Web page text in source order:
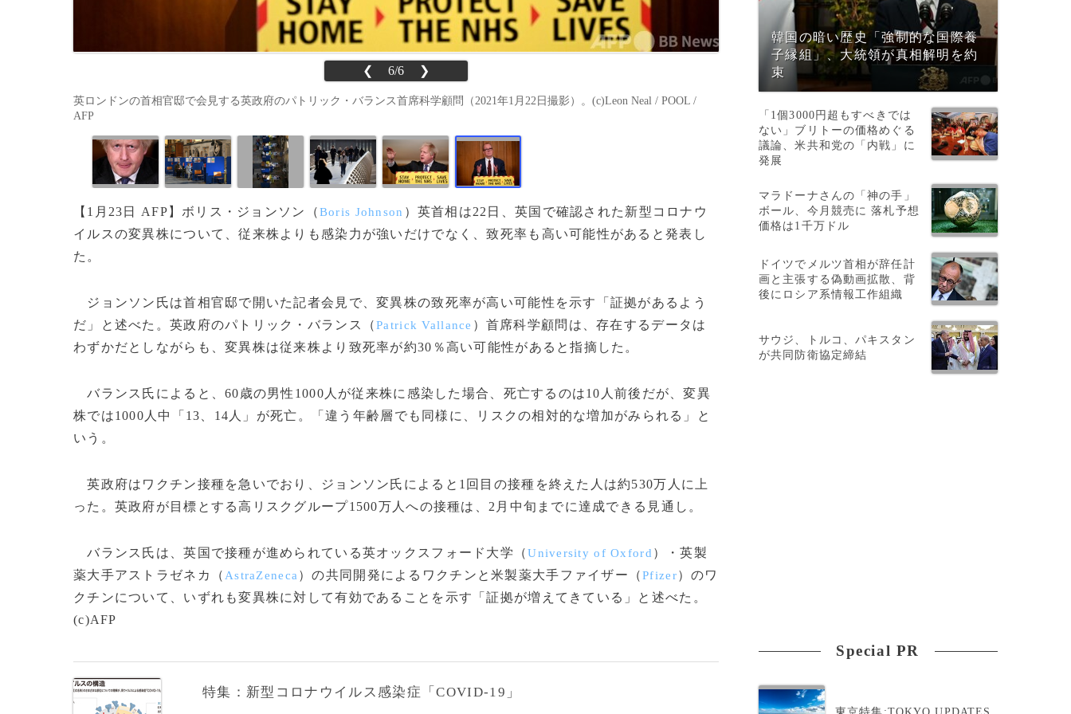
❮ 6/6 ❯
英ロンドンの首相官邸で会見する英政府のパトリック・バランス首席科学顧問（2021年1月22日撮影）。(c)Leon Neal / POOL /
AFP
【1月23日 AFP】ボリス・ジョンソン（Boris Johnson ）英首相は22日、英国で確認された新型コロナウ
イルスの変異株について、従来株よりも感染力が強いだけでなく、致死率も高い可能性があると発表し
た。
ジョンソン氏は首相官邸で開いた記者会見で、変異株の致死率が高い可能性を示す「証拠があるよう
だ」と述べた。英政府のパトリック・バランス（Patrick Vallance ）首席科学顧問は、存在するデータは
わずかだとしながらも、変異株は従来株より致死率が約30％高い可能性があると指摘した。
バランス氏によると、60歳の男性1000人が従来株に感染した場合、死亡するのは10人前後だが、変異
株では1000人中「13、14人」が死亡。「違う年齢層でも同様に、リスクの相対的な増加がみられる」と
いう。
英政府はワクチン接種を急いでおり、ジョンソン氏によると1回目の接種を終えた人は約530万人に上
った。英政府が目標とする高リスクグループ1500万人への接種は、2月中旬までに達成できる見通し。
バランス氏は、英国で接種が進められている英オックスフォード大学（University of Oxford ）・英製
薬大手アストラゼネカ（ AstraZeneca ）の共同開発によるワクチンと米製薬大手ファイザー（Pfizer）のワ
クチンについて、いずれも変異株に対して有効であることを示す「証拠が増えてきている」と述べた。
(c)AFP
特集：新型コロナウイルス感染症「COVID-19」
韓国の暗い歴史「強制的な国際養
子縁組」、大統領が真相解明を約
束
「1個3000円超もすべきでは
ない」ブリトーの価格めぐる
議論、米共和党の「内戦」に
発展
マラドーナさんの「神の手」
ボール、今月競売に 落札予想
価格は1千万ドル
ドイツでメルツ首相が辞任計
画と主張する偽動画拡散、背
後にロシア系情報工作組織
サウジ、トルコ、パキスタン
が共同防衛協定締結
Special PR
東京特集:TOKYO UPDATES